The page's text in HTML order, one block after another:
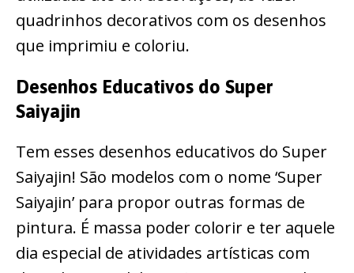
quadrinhos decorativos com os desenhos
que imprimiu e coloriu.
Desenhos Educativos do Super
Saiyajin
Tem esses desenhos educativos do Super
Saiyajin! São modelos com o nome ‘Super
Saiyajin’ para propor outras formas de
pintura. É massa poder colorir e ter aquele
dia especial de atividades artísticas com